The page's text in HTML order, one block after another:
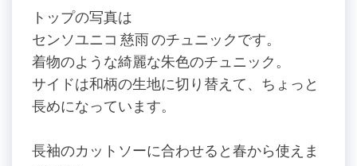
トップの写真は
センソユニコ 慈雨 のチュニックです。
着物のような綺麗な朱色のチュニック。
サイドは和柄の生地に切り替えて、ちょっと
長めになっています。
長袖のカットソーに合わせると春から使えま